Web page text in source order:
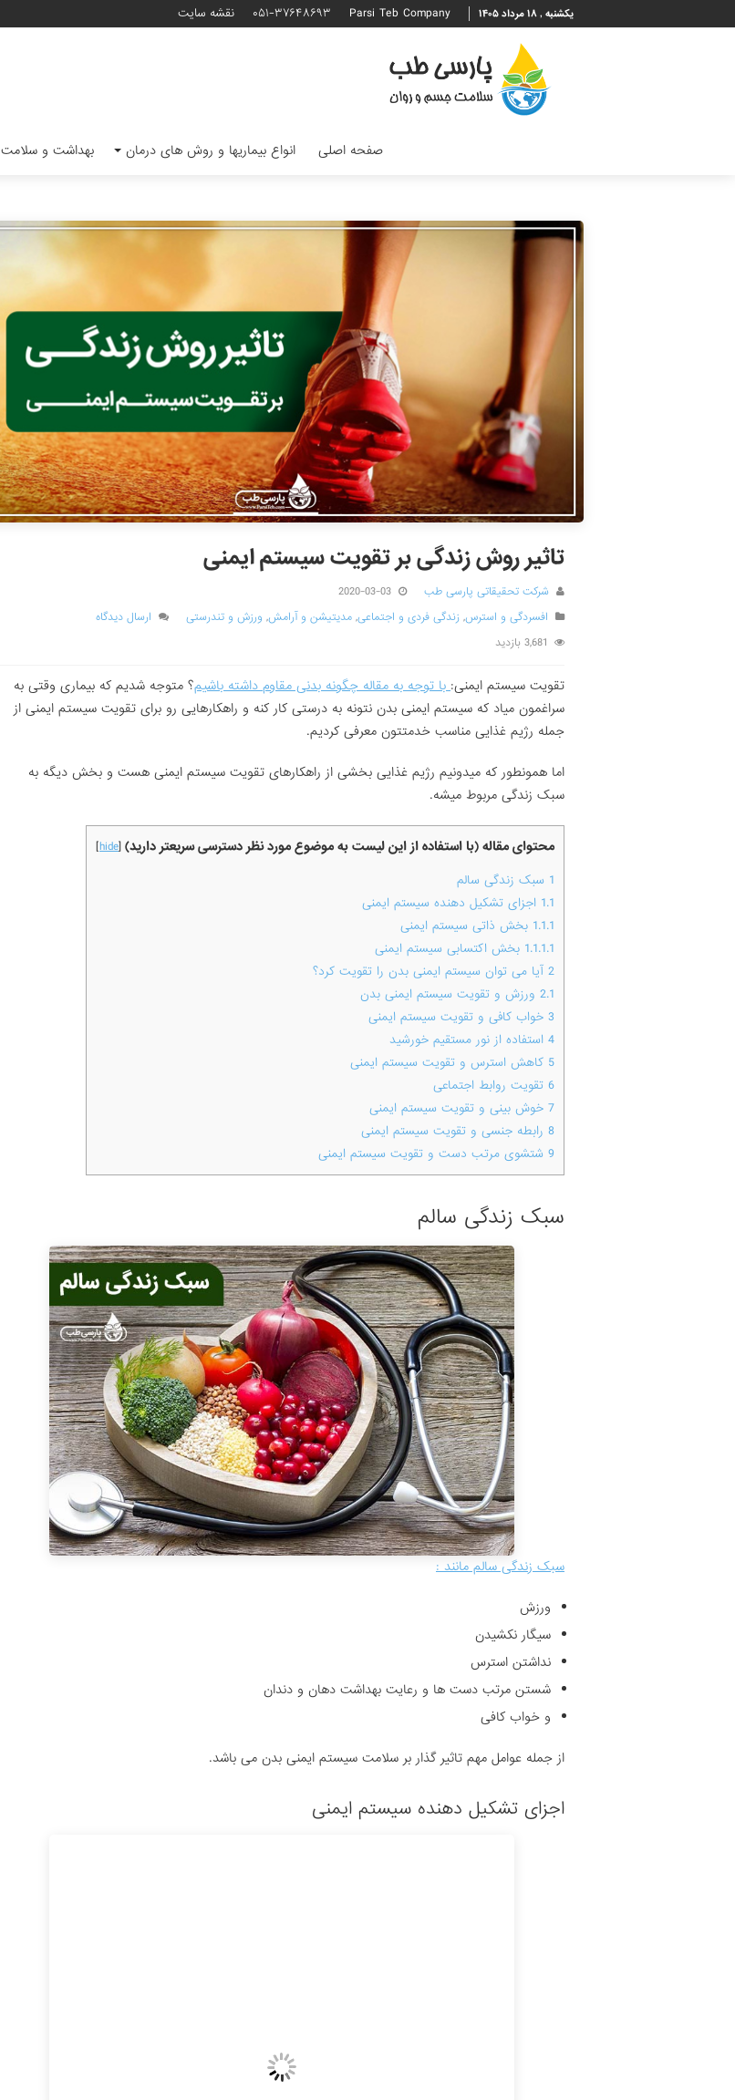
یکشنبه , ۱۸ مرداد ۱۴۰۵ Parsi Teb Company ۰۵۱-۳۷۶۴۸۶۹۳ نقشه سایت
صفحه اصلی انواع بیماریها و روش های درمان بهداشت و سلامت
تاثیر روش زندگی بر تقویت سیستم ایمنی
شرکت تحقیقاتی پارسی طب
2020-03-03
افسردگی و استرس, زندگی فردی و اجتماعی, مدیتیشن و آرامش, ورزش و تندرستی
ارسال دیدگاه
3,681 بازدید
تقویت سیستم ایمنی:با توجه به مقاله چگونه بدنی مقاوم داشته باشیم؟ متوجه شدیم که بیماری وقتی به
سراغمون میاد که سیستم ایمنی بدن نتونه به درستی کار کنه و راهکارهایی رو برای تقویت سیستم ایمنی از
جمله رژیم غذایی مناسب خدمتتون معرفی کردیم.
اما همونطور که میدونیم رژیم غذایی بخشی از راهکارهای تقویت سیستم ایمنی هست و بخش دیگه به
سبک زندگی مربوط میشه.
محتوای مقاله (با استفاده از این لیست به موضوع مورد نظر دسترسی سریعتر دارید) [
hide
]
1 سبک زندگی سالم
1.1 اجزای تشکیل دهنده سیستم ایمنی
1.1.1 بخش ذاتی سیستم ایمنی
1.1.1.1 بخش اکتسابی سیستم ایمنی
2 آیا می توان سیستم ایمنی بدن را تقویت کرد؟
2.1 ورزش و تقویت سیستم ایمنی بدن
3 خواب کافی و تقویت سیستم ایمنی
4 استفاده از نور مستقیم خورشید
5 کاهش استرس و تقویت سیستم ایمنی
6 تقویت روابط اجتماعی
7 خوش بینی و تقویت سیستم ایمنی
8 رابطه جنسی و تقویت سیستم ایمنی
9 شتشوی مرتب دست و تقویت سیستم ایمنی
سبک زندگی سالم
سبک زندگی سالم مانند :
ورزش
سیگار نکشیدن
نداشتن استرس
شستن مرتب دست ها و رعایت بهداشت دهان و دندان
و خواب کافی
از جمله عوامل مهم تاثیر گذار بر سلامت سیستم ایمنی بدن می باشد.
اجزای تشکیل دهنده سیستم ایمنی